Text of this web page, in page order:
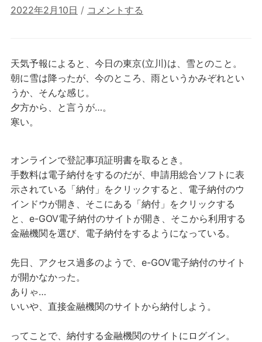
2022年2月10日 / コメントする
天気予報によると、今日の東京(立川)は、雪とのこと。
朝に雪は降ったが、今のところ、雨というかみぞれとい
うか、そんな感じ。
夕方から、と言うが…。
寒い。
オンラインで登記事項証明書を取るとき。
手数料は電子納付をするのだが、申請用総合ソフトに表
示されている「納付」をクリックすると、電子納付のウ
インドウが開き、そこにある「納付」をクリックする
と、e-GOV電子納付のサイトが開き、そこから利用する
金融機関を選び、電子納付をするようになっている。
先日、アクセス過多のようで、e-GOV電子納付のサイト
が開かなかった。
ありゃ…
いいや、直接金融機関のサイトから納付しよう。
ってことで、納付する金融機関のサイトにログイン。